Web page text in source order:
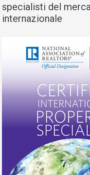
specialisti del
internazionale